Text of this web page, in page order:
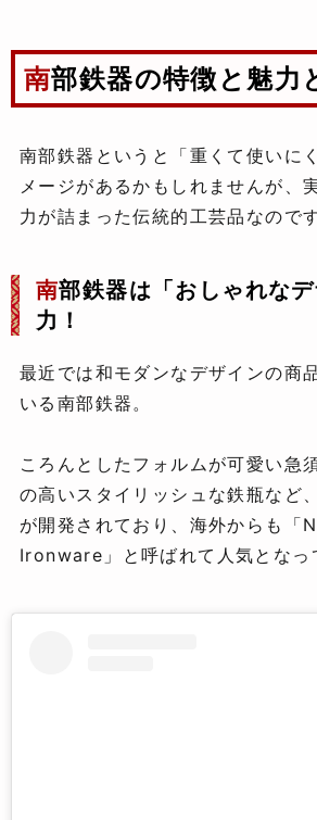
南部鉄器の特徴と魅力
南部鉄器というと「重くて使いに
メージがあるかもしれませんが、
力が詰まった伝統的工芸品なのです
南部鉄器は「おしゃれな
力！
最近では和モダンなデザインの商
いる南部鉄器。
ころんとしたフォルムが可愛い急
の高いスタイリッシュな鉄瓶など
が開発されており、海外からも「
Ironware」と呼ばれて人気となっ